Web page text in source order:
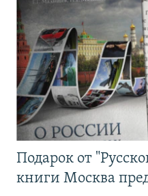
Подарок от
книги Москва